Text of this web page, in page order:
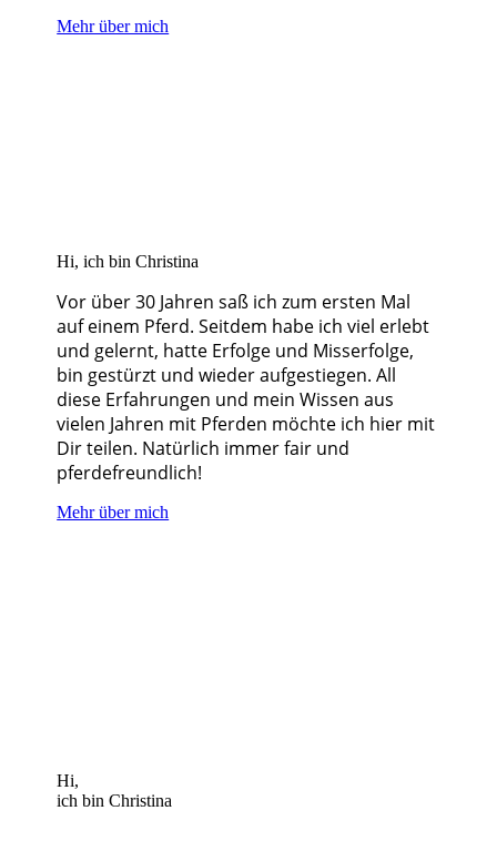
Mehr über mich
Hi, ich bin Christina
Vor über 30 Jahren saß ich zum ersten Mal
auf einem Pferd. Seitdem habe ich viel erlebt
und gelernt, hatte Erfolge und Misserfolge,
bin gestürzt und wieder aufgestiegen. All
diese Erfahrungen und mein Wissen aus
vielen Jahren mit Pferden möchte ich hier mit
Dir teilen. Natürlich immer fair und
pferdefreundlich!
Mehr über mich
Hi,
ich bin Christina